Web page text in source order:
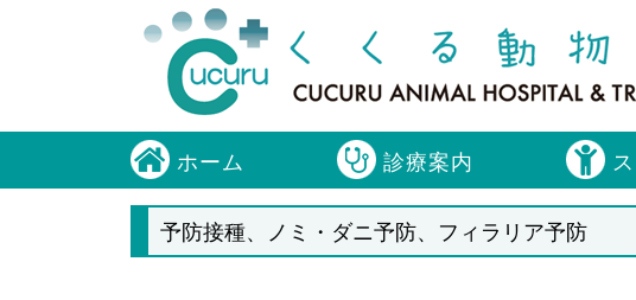
ホーム 診療案内 ス
予防接種、ノミ・ダニ予防、フィラリア予防